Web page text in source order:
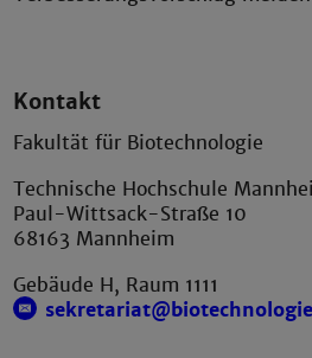
Kontakt
Fakultät für Biotechnologie
Technische Hochschule
Paul-Wittsack-Straße 10
68163 Mannheim
Gebäude H, Raum 1111